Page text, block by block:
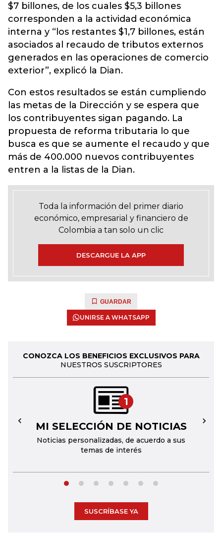
$7 billones, de los cuales $5,3 billones
corresponden a la actividad económica
interna y “los restantes $1,7 billones, están
asociados al recaudo de tributos externos
generados en las operaciones de comercio
exterior”, explicó la Dian.
Con estos resultados se están cumpliendo
las metas de la Dirección y se espera que
los contribuyentes sigan pagando. La
propuesta de reforma tributaria lo que
busca es que se aumente el recaudo y que
más de 400.000 nuevos contribuyentes
entren a la listas de la Dian.
Toda la información del primer diario
económico, empresarial y financiero de
Colombia a tan solo un clic
DESCARGUE LA APP
GUARDAR
UNIRSE A WHATSAPP
CONOZCA LOS BENEFICIOS EXCLUSIVOS PARA
NUESTROS SUSCRIPTORES
1
MI SELECCIÓN DE NOTICIAS
Noticias personalizadas, de acuerdo a sus
temas de interés
← →
SUSCRÍBASE YA